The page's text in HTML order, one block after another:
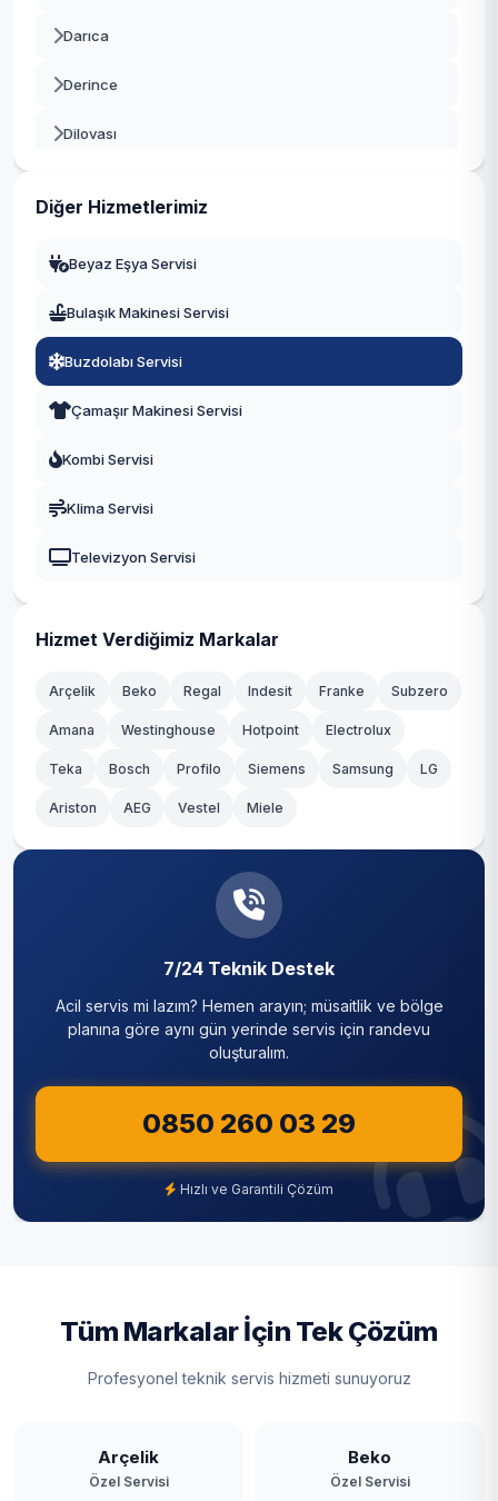
Darıca
Derince
Dilovası
Diğer Hizmetlerimiz
Beyaz Eşya Servisi
Bulaşık Makinesi Servisi
Buzdolabı Servisi
Çamaşır Makinesi Servisi
Kombi Servisi
Klima Servisi
Televizyon Servisi
Hizmet Verdiğimiz Markalar
Arçelik Beko Regal Indesit Franke Subzero
Amana Westinghouse Hotpoint Electrolux
Teka Bosch Profilo Siemens Samsung LG
Ariston AEG Vestel Miele
7/24 Teknik Destek
Acil servis mi lazım? Hemen arayın; müsaitlik ve bölge
planına göre aynı gün yerinde servis için randevu
oluşturalım.
0850 260 03 29
Hızlı ve Garantili Çözüm
Tüm Markalar İçin Tek Çözüm
Profesyonel teknik servis hizmeti sunuyoruz
Arçelik
Özel Servisi
Beko
Özel Servisi